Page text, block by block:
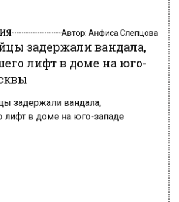
задержали вандала,
лифт в доме на юго-